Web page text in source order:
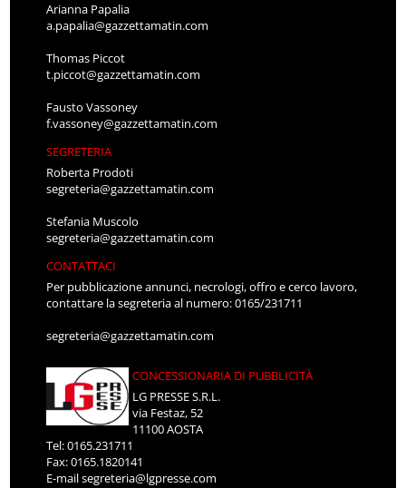
Arianna Papalia
a.papalia@gazzettamatin.com
Thomas Piccot
t.piccot@gazzettamatin.com
Fausto Vassoney
f.vassoney@gazzettamatin.com
SEGRETERIA
Roberta Prodoti
segreteria@gazzettamatin.com
Stefania Muscolo
segreteria@gazzettamatin.com
CONTATTACI
Per pubblicazione annunci, necrologi, offro e cerco lavoro,
contattare la segreteria al numero: 0165/231711
segreteria@gazzettamatin.com
CONCESSIONARIA DI PUBBLICITÀ
LG PRESSE S.R.L.
via Festaz, 52
11100 AOSTA
Tel: 0165.231711
Fax: 0165.1820141
E-mailsegreteria@lgpresse.com